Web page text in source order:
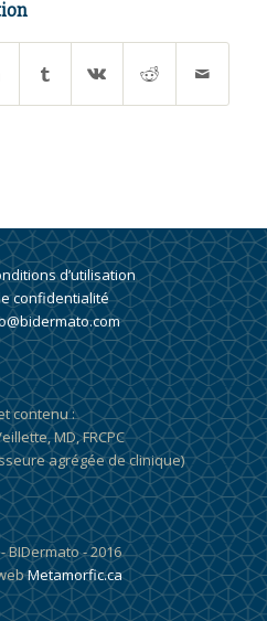
d’utilisation
confidentialité
contenu :
MD, FRCPC
agrégée de clinique)
BIDermato - 2016
Metamorfic.ca